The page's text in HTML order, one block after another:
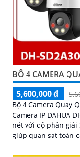
BỘ 4 CAMERA
5,600,000 ₫
Bộ 4 Camera Quay
Camera IP DAHUA
nét với độ phân giải
giúp quan sát toàn cảnh hiệu